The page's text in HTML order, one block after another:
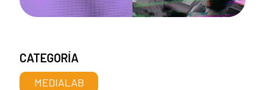
CATEGORÍA
MEDIALAB